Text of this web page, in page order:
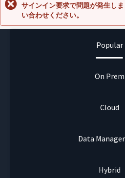
サインイン要求で問題が発生し
い合わせください。
Popular
On Prem
Cloud
Data
Hybrid